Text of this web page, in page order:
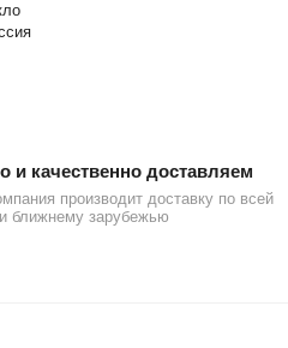
и качественно доставляем
производит доставку по всей
и ближнему зарубежью